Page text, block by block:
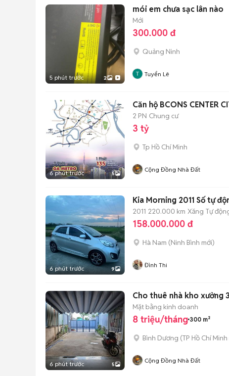
5 phút trước 2
mói em chưa sạc lân nào
Mới
300.000 đ
Quảng Ninh
Tuyển Lê
6 phút trước 5
Căn hộ BCONS CENTER
2 PN Chung cư
3 tỷ
Tp Hồ Chí Minh
Cộng Đồng Nhà Đất
6 phút trước 9
Kia Morning 2011 Số tự
2011 220.000 km Xăng Tự
158.000.000 đ
Hà Nam (Ninh Bình mới)
Đình Thi
6 phút trước 5
Cho thuê nhà kho xưởng
Mặt bằng kinh doanh
8 triệu/tháng 300 m²
Bình Dương (TP Hồ Chí Minh
Cộng Đồng Nhà Đất